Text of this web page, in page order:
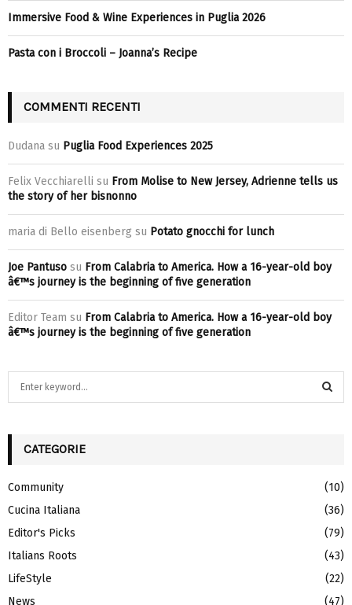
Immersive Food & Wine Experiences in Puglia 2026
Pasta con i Broccoli – Joanna’s Recipe
COMMENTI RECENTI
Dudana su Puglia Food Experiences 2025
Felix Vecchiarelli su From Molise to New Jersey, Adrienne tells us
the story of her bisnonno
maria di Bello eisenberg su Potato gnocchi for lunch
Joe Pantuso su From Calabria to America. How a 16-year-old boy
â€™s journey is the beginning of five generation
Editor Team su From Calabria to America. How a 16-year-old boy
â€™s journey is the beginning of five generation
h
o
r
:
A
R
H
CATEGORIE
Community
(10)
Cucina Italiana
(36)
Editor's Picks
(79)
Italians Roots
(43)
LifeStyle
(22)
News
(47)